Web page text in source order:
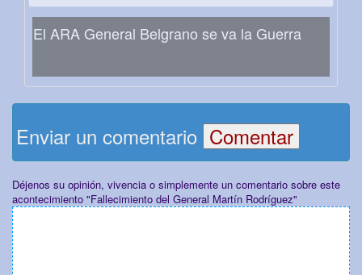
El ARA General Belgrano se va la Guerra
Enviar un comentario
Déjenos su opinión, vivencia o simplemente un comentario sobre este
acontecimiento "Fallecimiento del General Martín Rodríguez"